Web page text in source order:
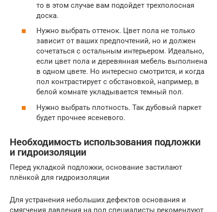
то в этом случае вам подойдет трехполосная
доска.
Нужно выбрать оттенок. Цвет пола не только
зависит от ваших предпочтений, но и должен
сочетаться с остальным интерьером. Идеально,
если цвет пола и деревянная мебель выполнена
в одном цвете. Но интересно смотрится, и когда
пол контрастирует с обстановкой, например, в
белой комнате укладывается темный пол.
Нужно выбрать плотность. Так дубовый паркет
будет прочнее ясеневого.
Необходимость использования подложки
и гидроизоляции
Перед укладкой подложки, основание застилают
плёнкой для гидроизоляции
Для устранения небольших дефектов основания и
смягчения давления на пол специалисты рекомендуют